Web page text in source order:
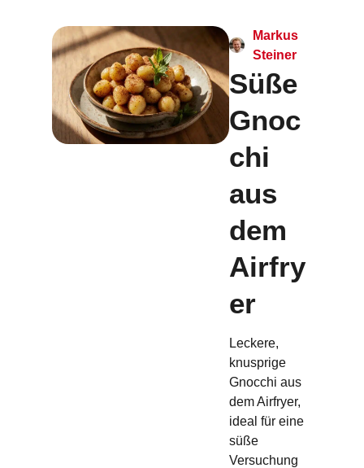
Markus
Steiner
Süße
Gnoc
chi
aus
dem
Airfry
er
Leckere,
knusprige
Gnocchi aus
dem Airfryer,
ideal für eine
süße
Versuchung